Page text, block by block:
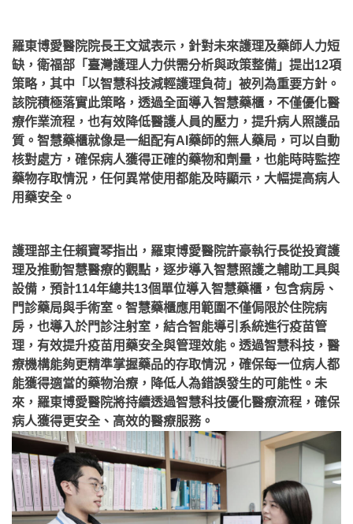
羅東博愛醫院院長王文斌表示，針對未來護理及藥師人力短
缺，衛福部「臺灣護理人力供需分析與政策整備」提出12項
策略，其中「以智慧科技減輕護理負荷」被列為重要方針。
該院積極落實此策略，透過全面導入智慧藥櫃，不僅優化醫
療作業流程，也有效降低醫護人員的壓力，提升病人照護品
質。智慧藥櫃就像是一組配有AI藥師的無人藥局，可以自動
核對處方，確保病人獲得正確的藥物和劑量，也能時時監控
藥物存取情況，任何異常使用都能及時顯示，大幅提高病人
用藥安全。
護理部主任賴寶琴指出，羅東博愛醫院許豪執行長從投資護
理及推動智慧醫療的觀點，逐步導入智慧照護之輔助工具與
設備，預計114年總共13個單位導入智慧藥櫃，包含病房、
門診藥局與手術室。智慧藥櫃應用範圍不僅侷限於住院病
房，也導入於門診注射室，結合智能導引系統進行疫苗管
理，有效提升疫苗用藥安全與管理效能。透過智慧科技，醫
療機構能夠更精準掌握藥品的存取情況，確保每一位病人都
能獲得適當的藥物治療，降低人為錯誤發生的可能性。未
來，羅東博愛醫院將持續透過智慧科技優化醫療流程，確保
病人獲得更安全、高效的醫療服務。